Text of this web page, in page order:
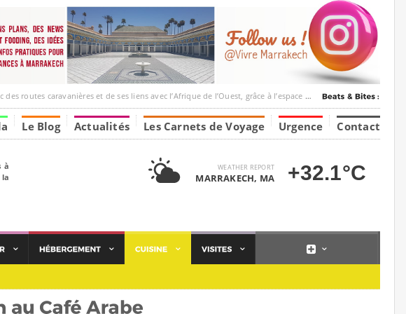
et de ses liens avec l’Afrique de l’Ouest, grâce à l’espace Marrakesh-Tumbuktu.
Le Blog Actualités Les Carnets de Voyage Urgence Contact
à
WEATHER REPORT
MARRAKECH, MA +32.1°C